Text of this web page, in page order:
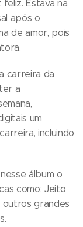
Estava na
após o
de amor, pois
carreira da
a
um
incluindo
álbum o
como: Jeito
outros grandes